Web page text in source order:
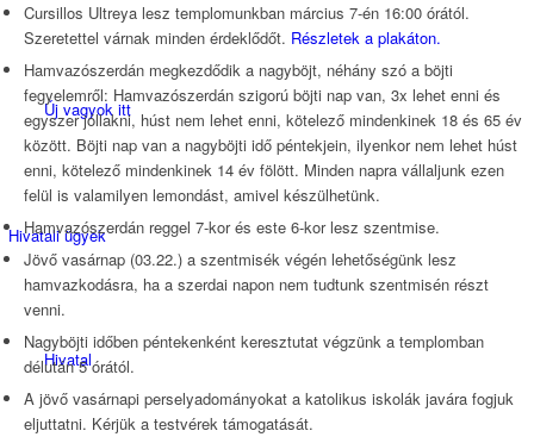
Új vagyok itt
Hivatali ügyek
Hivatal
Cursillos Ultreya lesz templomunkban március 7-én 16:00 órától.
Szeretettel várnak minden érdeklődőt. Részletek a plakáton.
Hamvazószerdán megkezdődik a nagyböjt, néhány szó a böjti
fegyelemről: Hamvazószerdán szigorú böjti nap van, 3x lehet enni és
egyszer jóllakni, húst nem lehet enni, kötelező mindenkinek 18 és 65 év
között. Böjti nap van a nagyböjti idő péntekjein, ilyenkor nem lehet húst
enni, kötelező mindenkinek 14 év fölött. Minden napra vállaljunk ezen
felül is valamilyen lemondást, amivel készülhetünk.
Hamvazószerdán reggel 7-kor és este 6-kor lesz szentmise.
Jövő vasárnap (03.22.) a szentmisék végén lehetőségünk lesz
hamvazkodásra, ha a szerdai napon nem tudtunk szentmisén részt
venni.
Nagyböjti időben péntekenként keresztutat végzünk a templomban
délután 5 órától.
A jövő vasárnapi perselyadományokat a katolikus iskolák javára fogjuk
eljuttatni. Kérjük a testvérek támogatását.